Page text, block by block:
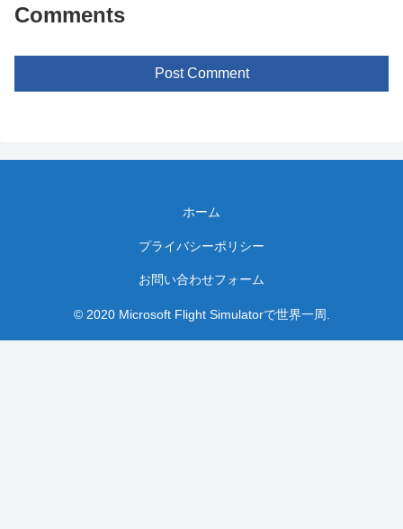
Comments
Post Comment
ホーム
プライバシーポリシー
お問い合わせフォーム
© 2020 Microsoft Flight Simulatorで世界一周.